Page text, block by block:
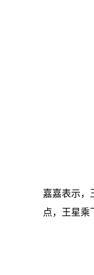
嘉嘉表示，
点，王星乘